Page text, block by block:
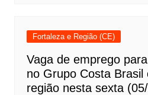
Fortaleza e Região (CE)
Vaga de emprego
no Grupo Costa Brasil
região nesta sexta